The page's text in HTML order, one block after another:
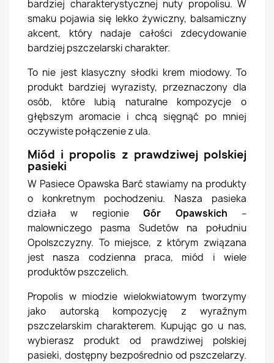
bardziej charakterystycznej nuty propolisu. W
smaku pojawia się lekko żywiczny, balsamiczny
akcent, który nadaje całości zdecydowanie
bardziej pszczelarski charakter.
To nie jest klasyczny słodki krem miodowy. To
produkt bardziej wyrazisty, przeznaczony dla
osób, które lubią naturalne kompozycje o
głębszym aromacie i chcą sięgnąć po mniej
oczywiste połączenie z ula.
Miód i propolis z prawdziwej polskiej
pasieki
W Pasiece Opawska Barć stawiamy na produkty
o konkretnym pochodzeniu. Nasza pasieka
działa w regionieGór Opawskich –
malowniczego pasma Sudetów na południu
Opolszczyzny. To miejsce, z którym związana
jest nasza codzienna praca, miód i wiele
produktów pszczelich.
Propolis w miodzie wielokwiatowym tworzymy
jako autorską kompozycję z wyraźnym
pszczelarskim charakterem. Kupując go u nas,
wybierasz produkt od prawdziwej polskiej
pasieki, dostępny bezpośrednio od pszczelarzy.